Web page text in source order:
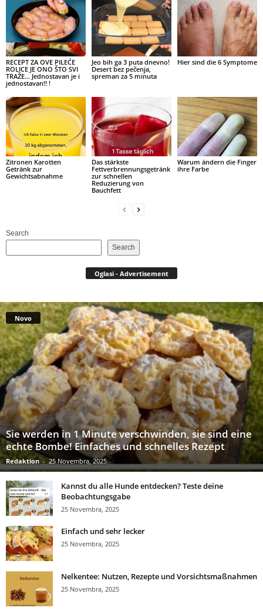
RECEPT ZA OVE PILEĆE
ROLICE JE ONO ŠTO SVI
TRAŽE… Jednostavan je i
jednostavan!! !
Jeo bih ga 3 puta dnevno!
Desert bez pečenja,
spreman za 5 minuta
Hier sind die 6 Symptome
Zitronen Karotten
Getränk zur
Gewichtsabnahme
Das stärkste
Fettverbrennungsgetränk
zur schnellen
Reduzierung von
Bauchfett
Warum ändern die Finger
ihre Farbe
Search
Search
Oglasi - Advertisement
Novo
Sie werden in 1 Minute verschwinden, sie sind eine
echte Bombe! Einfaches und schnelles Rezept
Redaktion - 25 Novembra, 2025
Kannst du alle Hunde entdecken? Teste deine
Beobachtungsgabe
25 Novembra, 2025
Einfach und sehr lecker
25 Novembra, 2025
Nelkentee: Nutzen, Rezepte und Vorsichtsmaßnahmen
25 Novembra, 2025